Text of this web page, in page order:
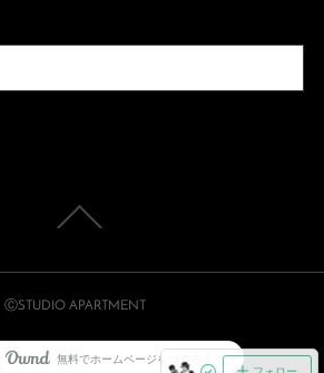
ⒸSTUDIO APARTMENT
AmebaOwnd
無料でホームページをつくろう